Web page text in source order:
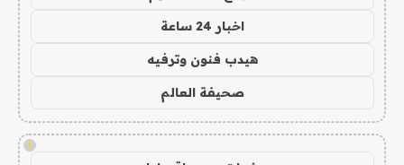
اخبار 24 ساعة
هيدب فنون وترفيه
صحيفة العالم
!